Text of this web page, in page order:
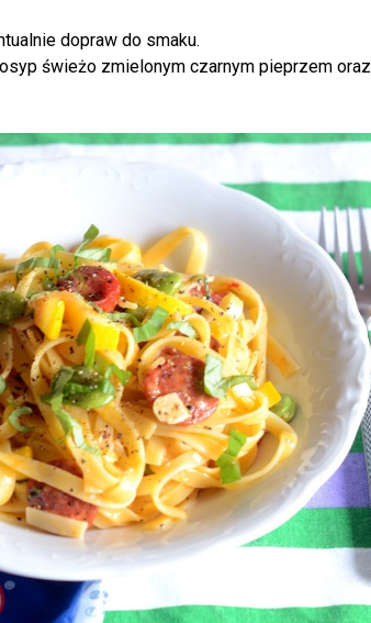
dopraw do smaku.
świeżo zmielonym czarnym pieprzem oraz